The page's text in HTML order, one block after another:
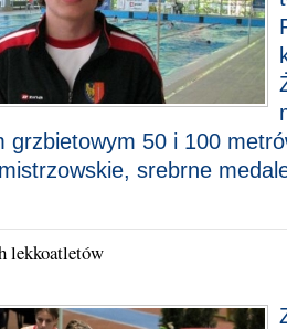
grzbietowym 50 i 100
srebrne
lekkoatletów